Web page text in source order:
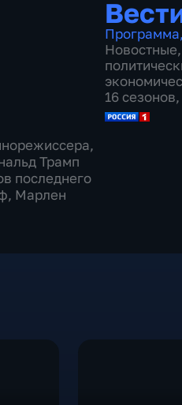
Трамп
последнего
Марлен
Программа,
Новостные,
16